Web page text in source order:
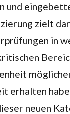
und
zielt
in
erhalten
neuen